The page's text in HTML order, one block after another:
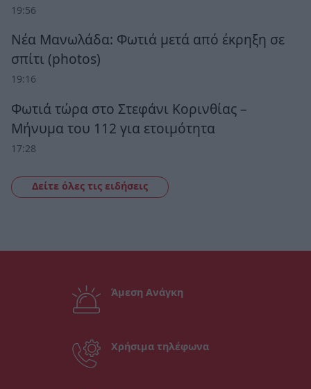
19:56
Νέα Μανωλάδα: Φωτιά μετά από έκρηξη σε
σπίτι (photos)
19:16
Φωτιά τώρα στο Στεφάνι Κορινθίας –
Μήνυμα του 112 για ετοιμότητα
17:28
Δείτε όλες τις ειδήσεις
Άμεση Ανάγκη
Χρήσιμα τηλέφωνα